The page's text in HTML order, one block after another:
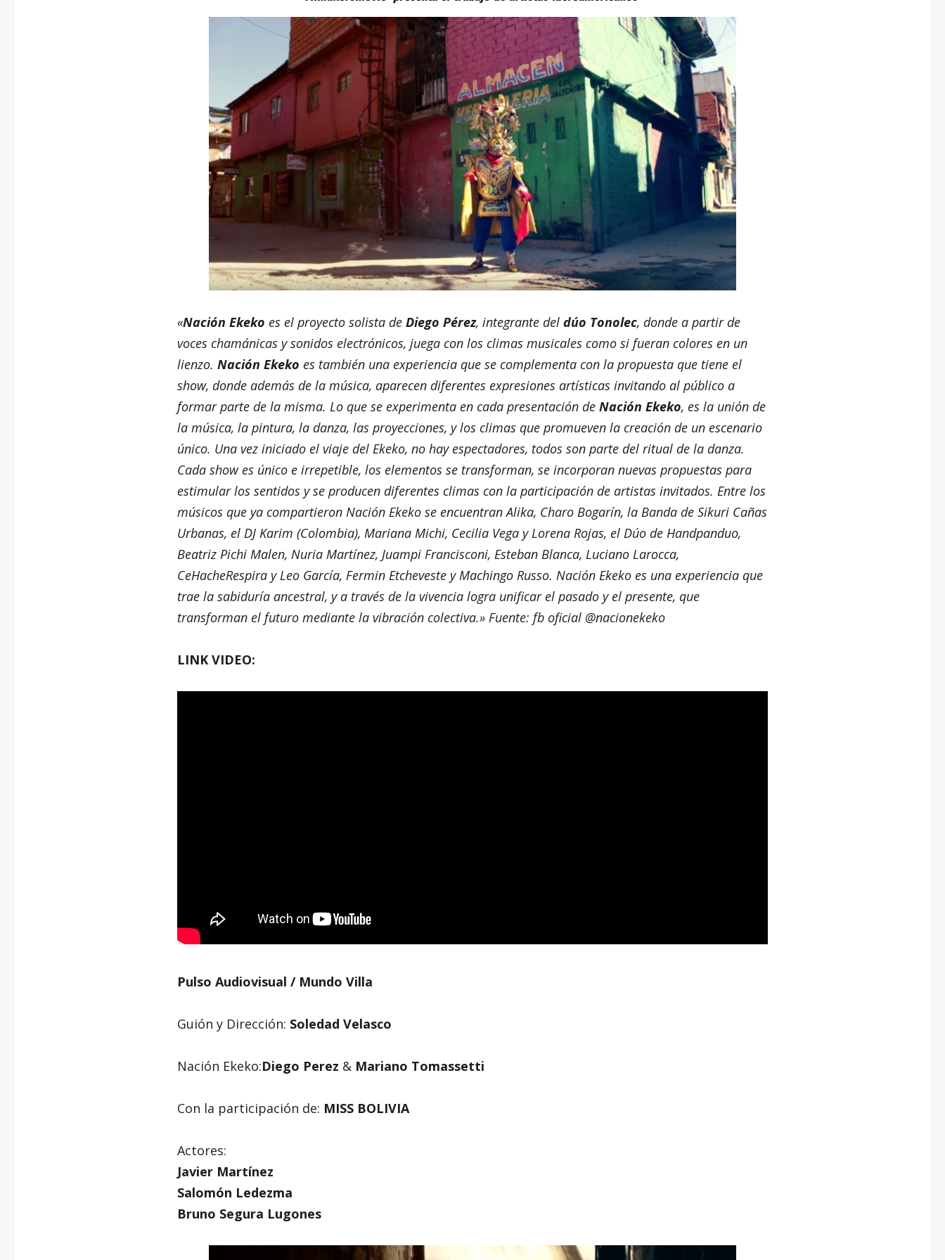
«Nación Ekeko es el proyecto solista de Diego Pérez, integrante del dúo Tonolec, donde a partir de
voces chamánicas y sonidos electrónicos, juega con los climas musicales como si fueran colores en un
lienzo. Nación Ekeko es también una experiencia que se complementa con la propuesta que tiene el
show, donde además de la música, aparecen diferentes expresiones artísticas invitando al público a
formar parte de la misma. Lo que se experimenta en cada presentación de Nación Ekeko, es la unión de
la música, la pintura, la danza, las proyecciones, y los climas que promueven la creación de un escenario
único. Una vez iniciado el viaje del Ekeko, no hay espectadores, todos son parte del ritual de la danza.
Cada show es único e irrepetible, los elementos se transforman, se incorporan nuevas propuestas para
estimular los sentidos y se producen diferentes climas con la participación de artistas invitados. Entre los
músicos que ya compartieron Nación Ekeko se encuentran Alika, Charo Bogarín, la Banda de Sikuri Cañas
Urbanas, el DJ Karim (Colombia), Mariana Michi, Cecilia Vega y Lorena Rojas, el Dúo de Handpanduo,
Beatriz Pichi Malen, Nuria Martínez, Juampi Francisconi, Esteban Blanca, Luciano Larocca,
CeHacheRespira y Leo García, Fermin Etcheveste y Machingo Russo. Nación Ekeko es una experiencia que
trae la sabiduría ancestral, y a través de la vivencia logra unificar el pasado y el presente, que
transforman el futuro mediante la vibración colectiva.» Fuente: fb oficial @nacionekeko
LINK VIDEO:
Pulso Audiovisual / Mundo Villa
Guión y Dirección: Soledad Velasco
Nación Ekeko:Diego Perez & Mariano Tomassetti
Con la participación de: MISS BOLIVIA
Actores:
Javier Martínez
Salomón Ledezma
Bruno Segura Lugones